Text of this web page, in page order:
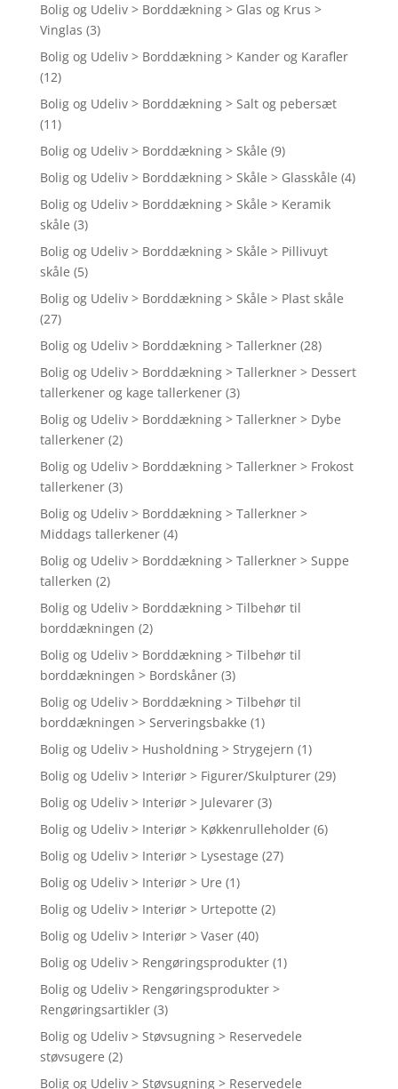
Bolig og Udeliv > Borddækning > Glas og Krus >
Vinglas (3)
Bolig og Udeliv > Borddækning > Kander og Karafler
(12)
Bolig og Udeliv > Borddækning > Salt og pebersæt
(11)
Bolig og Udeliv > Borddækning > Skåle (9)
Bolig og Udeliv > Borddækning > Skåle > Glasskåle (4)
Bolig og Udeliv > Borddækning > Skåle > Keramik
skåle (3)
Bolig og Udeliv > Borddækning > Skåle > Pillivuyt
skåle (5)
Bolig og Udeliv > Borddækning > Skåle > Plast skåle
(27)
Bolig og Udeliv > Borddækning > Tallerkner (28)
Bolig og Udeliv > Borddækning > Tallerkner > Dessert
tallerkener og kage tallerkener (3)
Bolig og Udeliv > Borddækning > Tallerkner > Dybe
tallerkener (2)
Bolig og Udeliv > Borddækning > Tallerkner > Frokost
tallerkener (3)
Bolig og Udeliv > Borddækning > Tallerkner >
Middags tallerkener (4)
Bolig og Udeliv > Borddækning > Tallerkner > Suppe
tallerken (2)
Bolig og Udeliv > Borddækning > Tilbehør til
borddækningen (2)
Bolig og Udeliv > Borddækning > Tilbehør til
borddækningen > Bordskåner (3)
Bolig og Udeliv > Borddækning > Tilbehør til
borddækningen > Serveringsbakke (1)
Bolig og Udeliv > Husholdning > Strygejern (1)
Bolig og Udeliv > Interiør > Figurer/Skulpturer (29)
Bolig og Udeliv > Interiør > Julevarer (3)
Bolig og Udeliv > Interiør > Køkkenrulleholder (6)
Bolig og Udeliv > Interiør > Lysestage (27)
Bolig og Udeliv > Interiør > Ure (1)
Bolig og Udeliv > Interiør > Urtepotte (2)
Bolig og Udeliv > Interiør > Vaser (40)
Bolig og Udeliv > Rengøringsprodukter (1)
Bolig og Udeliv > Rengøringsprodukter >
Rengøringsartikler (3)
Bolig og Udeliv > Støvsugning > Reservedele
støvsugere (2)
Bolig og Udeliv > Støvsugning > Reservedele